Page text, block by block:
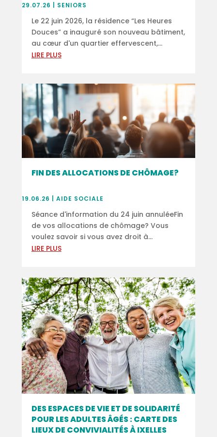
29.07.26 SENIORS
Le 22 juin 2026, la résidence “Les Heures
Douces” a inauguré son nouveau bâtiment,
au cœur d'un quartier effervescent,...
LIRE PLUS
FIN DES ALLOCATIONS DE CHÔMAGE?
19.06.26 AIDE SOCIALE
Séance d'information du 24 juin annuléeFin
de vos allocations de chômage? Vous
voulez savoir si vous avez droit à...
LIRE PLUS
DES ESPACES DE VIE ET DE SOLIDARITÉ
POUR LES ADULTES ÂGÉS : CARTE DES
LIEUX DE CONVIVIALITÉS À IXELLES